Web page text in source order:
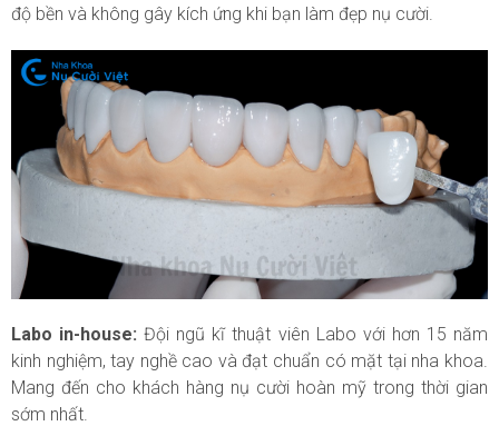
độ bền và không gây kích ứng khi bạn làm đẹp nụ cười.
Labo in-house:Đội ngũ kĩ thuật viên Labo với hơn 15 năm
kinh nghiệm, tay nghề cao và đạt chuẩn có mặt tại nha khoa.
Mang đến cho khách hàng nụ cười hoàn mỹ trong thời gian
sớm nhất.